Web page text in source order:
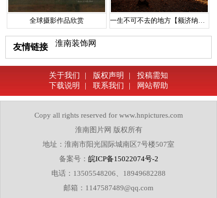
全球摄影作品欣赏 一生不可不去的地方【额济纳胡杨林】
友情链接 淮南装饰网
关于我们 | 版权声明 |
投稿需知
下载说明
| 联系我们 | 网站帮助
Copy all rights reserved for www.hnpictures.com
淮南图片网 版权所有
地址：淮南市阳光国际城南区7号楼507室
备案号： 皖ICP备15022074号-2
电话：13505548206、18949682288
邮箱：1147587489@qq.com